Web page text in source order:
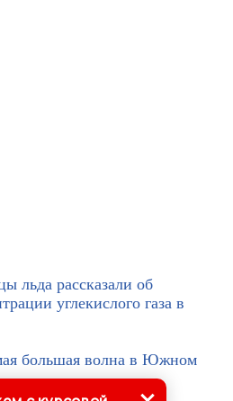
льда рассказали об
углекислого газа в
большая волна в Южном